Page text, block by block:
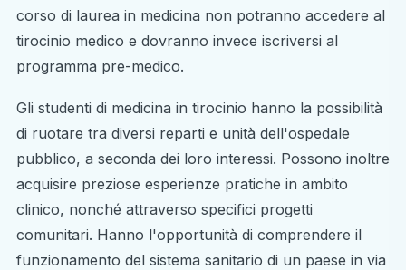
corso di laurea in medicina non potranno accedere al
tirocinio medico e dovranno invece iscriversi al
programma pre-medico.
Gli studenti di medicina in tirocinio hanno la possibilità
di ruotare tra diversi reparti e unità dell'ospedale
pubblico, a seconda dei loro interessi. Possono inoltre
acquisire preziose esperienze pratiche in ambito
clinico, nonché attraverso specifici progetti
comunitari. Hanno l'opportunità di comprendere il
funzionamento del sistema sanitario di un paese in via